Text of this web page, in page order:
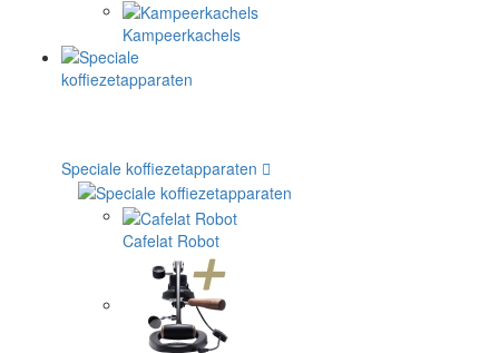
Kampeerkachels
Speciale koffiezetapparaten
Cafelat Robot